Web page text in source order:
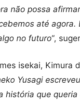
não possa
até agora.
no futuro“,
isekai, Kimura
Yusagi
história que